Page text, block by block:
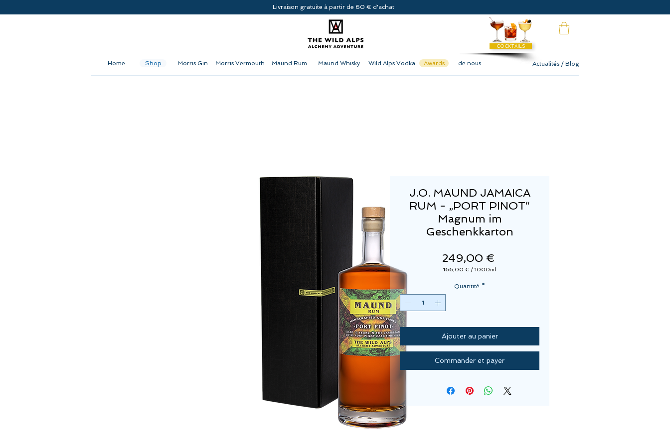
Livraison gratuite à partir de 60 € d'achat
COCKTAILS
Home Shop Morris Gin Maund Rum Maund Whisky Wild Alps Vodka Awards de nous Actualités / Blog
Morris Vermouth
J.O. MAUND JAMAICA
RUM - „PORT PINOT“
Magnum im
Geschenkkarton
249,00 €
166,00 € / 1000ml
1000
Quantité *
Ajouter au panier
Commander et payer